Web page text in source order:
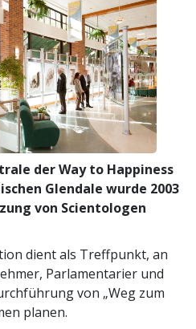
der Way to Happiness
Glendale wurde 2003
von Scientologen
dient als Treffpunkt, an
Parlamentarier und
von „Weg zum
planen.